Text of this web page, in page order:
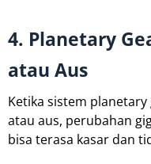
4. Planetary
atau Aus
Ketika sistem
atau aus, perubahan
bisa terasa kasar dan